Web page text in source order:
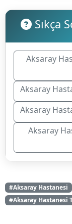
Sıkça
Aksaray
Aksaray
Aksaray
Aksaray
#Aksaray Hastanesi
#Aksaray Hastanesi